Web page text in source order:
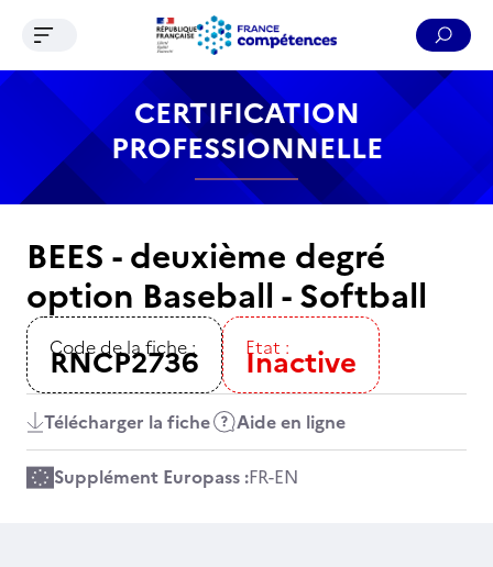
Contenu Recherche Menu Pied de page
Ouvrir le menu de navigation
CERTIFICATION
PROFESSIONNELLE
BEES - deuxième degré
option Baseball - Softball
Code de la fiche :
RNCP2736 Etat :
Inactive
Télécharger la fiche Aide en ligne
Supplément Europass :FR-EN